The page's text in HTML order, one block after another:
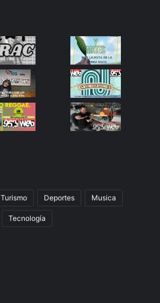
Turismo Deportes Musica
Tecnología